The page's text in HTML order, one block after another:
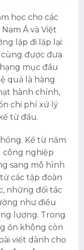
học cho các
Á và Việt
lặp đi lặp lại:
được đưa
mục đầu
quả là hàng
hành chính,
chi phí xử lý
từ đầu.
Kể từ năm
công nghiệp
sang mô hình
các tập đoàn
những đối tác
như điều
lượng. Trong
ồn không còn
viết dành cho